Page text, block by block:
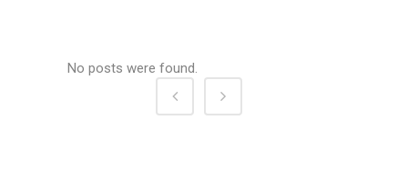
No posts were found.